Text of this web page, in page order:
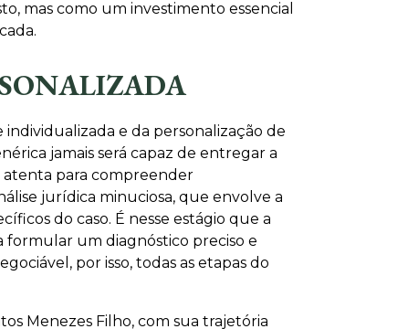
mas como um investimento essencial
individualizada e da personalização de
jamais será capaz de entregar a
atenta para compreender
jurídica minuciosa, que envolve a
do caso. É nesse estágio que a
formular um diagnóstico preciso e
por isso, todas as etapas do
Menezes Filho, com sua trajetória